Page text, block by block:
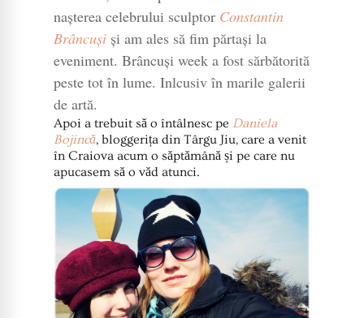
nașterea celebrului sculptor Constantin
Brâncușiși am ales să fim părtași la
eveniment. Brâncuși week a fost sărbătorită
peste tot în lume. Inlcusiv în marile galerii
de artă.
Apoi a trebuit să o întâlnesc pe Daniela
Bojincă, bloggerița din Târgu Jiu, care a venit
în Craiova acum o săptămână și pe care nu
apucasem să o văd atunci.